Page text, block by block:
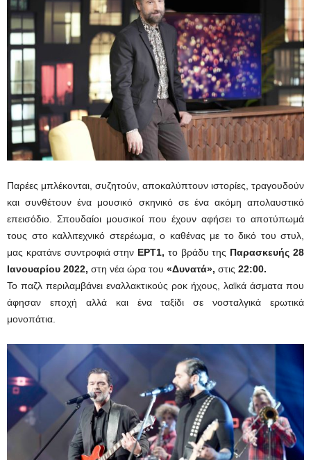
Παρέες μπλέκονται, συζητούν, αποκαλύπτουν ιστορίες, τραγουδούν
και συνθέτουν ένα μουσικό σκηνικό σε ένα ακόμη απολαυστικό
επεισόδιο. Σπουδαίοι μουσικοί που έχουν αφήσει το αποτύπωμά
τους στο καλλιτεχνικό στερέωμα, ο καθένας με το δικό του στυλ,
μας κρατάνε συντροφιά στην ΕΡΤ1, το βράδυ της Παρασκευής 28
Ιανουαρίου 2022, στη νέα ώρα του «Δυνατά», στις 22:00.
Το παζλ περιλαμβάνει εναλλακτικούς ροκ ήχους, λαϊκά άσματα που
άφησαν εποχή αλλά και ένα ταξίδι σε νοσταλγικά ερωτικά
μονοπάτια.